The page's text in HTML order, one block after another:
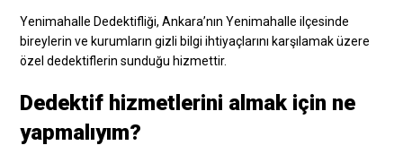
Yenimahalle Dedektifliği, Ankara’nın Yenimahalle ilçesinde
bireylerin ve kurumların gizli bilgi ihtiyaçlarını karşılamak üzere
özel dedektiflerin sunduğu hizmettir.
Dedektif hizmetlerini almak için ne
yapmalıyım?